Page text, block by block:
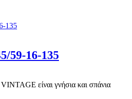
59-16-135
είναι γνήσια και σπάνια